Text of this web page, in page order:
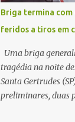
trancadas,
ignição e se
dez minutos para
constatou que o
desaparecido. A
imediações, mas
veículo. Conforme
Briga termina
feridos a tiros em
Uma briga
tragédia na noite
Santa Gertrudes
preliminares, duas